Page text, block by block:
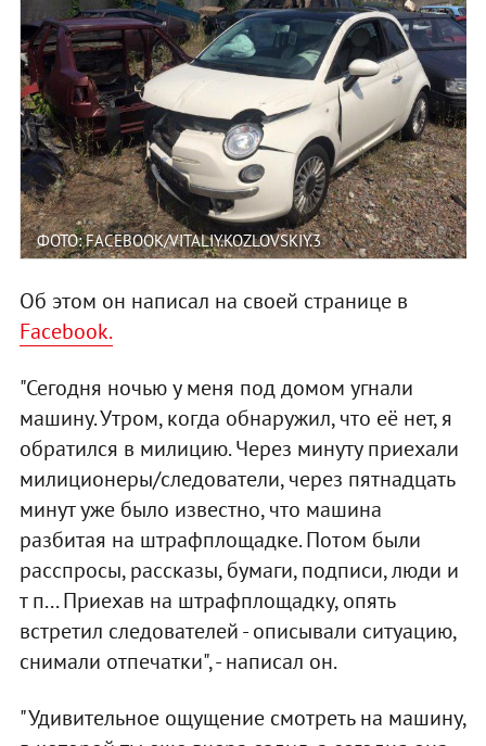
ФОТО: FACEBOOK/VITALIY.KOZLOVSKIY.3
Об этом он написал на своей странице в
Facebook.
"Сегодня ночью у меня под домом угнали
машину. Утром, когда обнаружил, что её нет, я
обратился в милицию. Через минуту приехали
милиционеры/следователи, через пятнадцать
минут уже было известно, что машина
разбитая на штрафплощадке. Потом были
расспросы, рассказы, бумаги, подписи, люди и
т п... Приехав на штрафплощадку, опять
встретил следователей - описывали ситуацию,
снимали отпечатки", - написал он.
"Удивительное ощущение смотреть на машину,